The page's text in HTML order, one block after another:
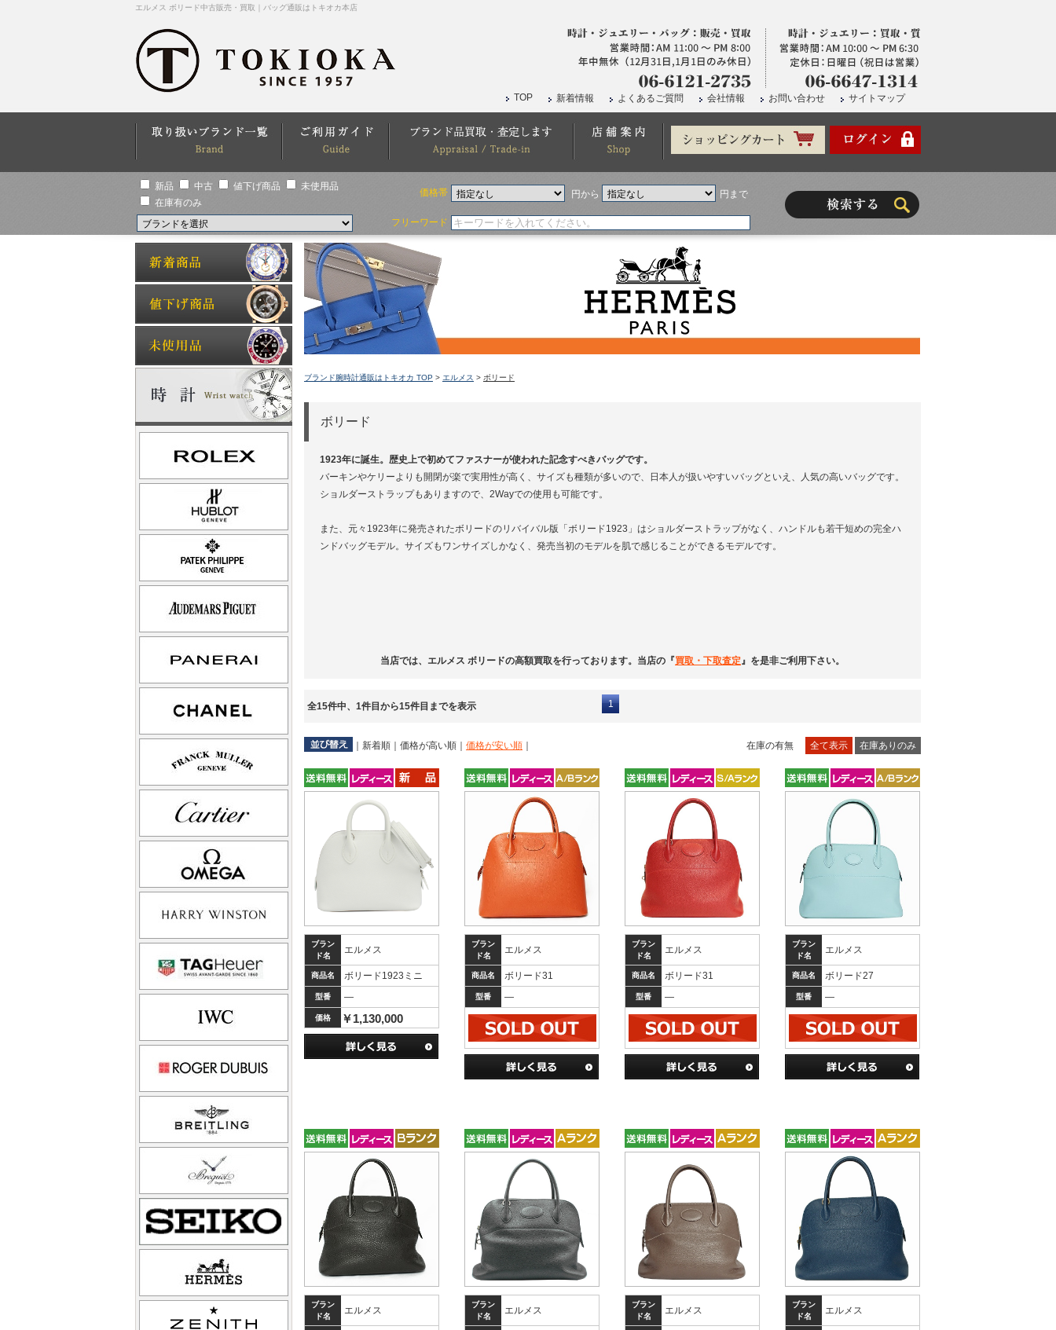
エルメス ボリード中古販売・買取｜バッグ通販はトキオカ本店
TOP 新着情報 よくあるご質問 会社情報 お問い合わせ サイトマップ
新品 中古 値下げ商品
未使用品
在庫有のみ
価格帯 円から 円まで
フリーワード
ブランド腕時計通販はトキオカ TOP > エルメス > ボリード
ボリード
1923年に誕生。歴史上で初めてファスナーが使われた記念すべきバッグです。
バーキンやケリーよりも開閉が楽で実用性が高く、サイズも種類が多いので、日本人が扱いやすいバッグといえ、人気の高いバッグです。
ショルダーストラップもありますので、2Wayでの使用も可能です。
また、元々1923年に発売されたボリードのリバイバル版「ボリード1923」はショルダーストラップがなく、ハンドルも若干短めの完全ハ
ンドバッグモデル。サイズもワンサイズしかなく、発売当初のモデルを肌で感じることができるモデルです。
当店では、エルメス ボリードの高額買取を行っております。当店の『買取・下取査定』を是非ご利用下さい。
全15件中、1件目から15件目までを表示 1
新着順 価格が高い順 価格が安い順 在庫の有無 全て表示 在庫ありのみ
ブラン
ド名
エルメス
商品名 ボリード1923ミニ
型番 ―
価格 ￥1,130,000
ブラン
ド名
エルメス
商品名 ボリード31
型番 ―
ブラン
ド名
エルメス
商品名 ボリード31
型番 ―
ブラン
ド名
エルメス
商品名 ボリード27
型番 ―
ブラン
ド名
エルメス
ブラン
ド名
エルメス
ブラン
ド名
エルメス
ブラン
ド名
エルメス